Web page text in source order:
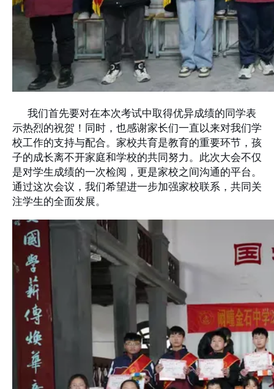
我们首先要对在本次考试中取得优异成绩的同学表
示热烈的祝贺！同时，也感谢家长们一直以来对我们学
校工作的支持与配合。家校共育是教育的重要环节，孩
子的成长离不开家庭和学校的共同努力。此次大会不仅
是对学生成绩的一次检阅，更是家校之间沟通的平台。
通过这次会议，我们希望进一步加强家校联系，共同关
注学生的全面发展。